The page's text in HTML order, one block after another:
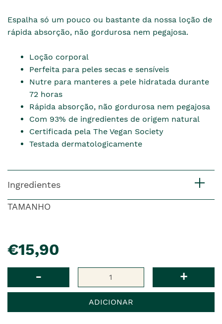
Espalha só um pouco ou bastante da nossa loção de
rápida absorção, não gordurosa nem pegajosa.
Loção corporal
Perfeita para peles secas e sensíveis
Nutre para manteres a pele hidratada durante
72 horas
Rápida absorção, não gordurosa nem pegajosa
Com 93% de ingredientes de origem natural
Certificada pela The Vegan Society
Testada dermatologicamente
Ingredientes
TAMANHO
€15,90
- +
ADICIONAR